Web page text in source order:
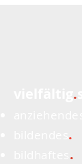
.
.
.